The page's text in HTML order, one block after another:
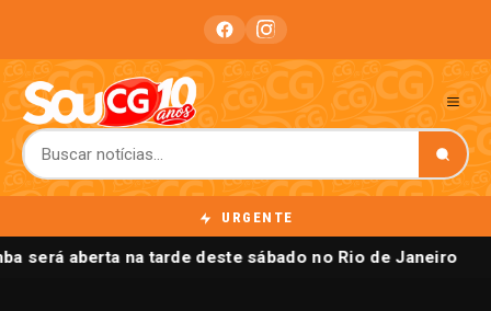
URGENTE
será aberta na tarde deste sábado no Rio de Janeiro